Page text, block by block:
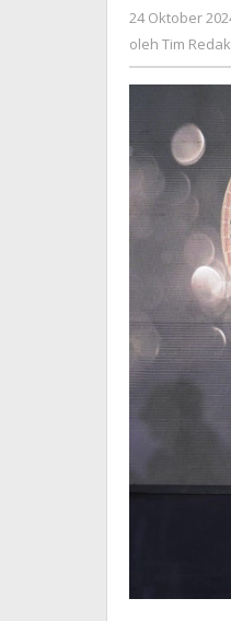
24 Oktober
oleh Tim